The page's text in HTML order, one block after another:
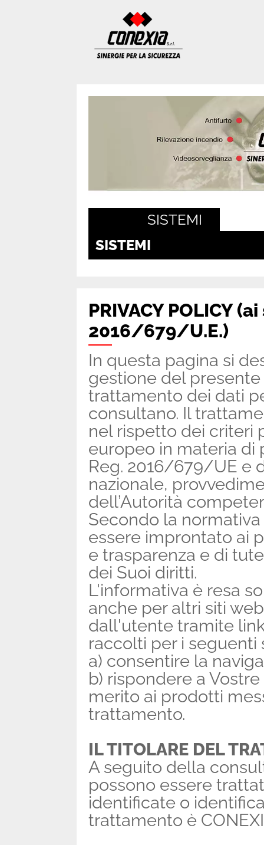
SISTEMI
SISTEMI
PRIVACY POLICY
2016/679/U.E.)
In questa pagina si
gestione del
trattamento dei dati
consultano. Il
nel rispetto dei criteri
europeo in materia di
Reg. 2016/679/UE e
nazionale,
dell’Autorità
Secondo la
essere improntato ai
e trasparenza e di
dei Suoi diritti.
L'informativa è resa
anche per altri siti
dall'utente tramite
raccolti per i seguenti
a) consentire la
b) rispondere a
merito ai prodotti
trattamento.
IL TITOLARE DEL
A seguito della
possono essere
identificate o
trattamento è